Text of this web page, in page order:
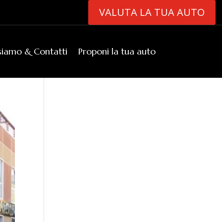
VALUTA LA TUA AUTO
& Contatti Proponi la tua auto